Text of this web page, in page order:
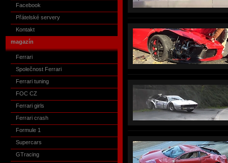
Facebook
Přátelské servery
Kontakt
magazín
Ferrari
Společnost Ferrari
Ferrari tuning
FOC CZ
Ferrari girls
Ferrari crash
Formule 1
Supercars
GTracing